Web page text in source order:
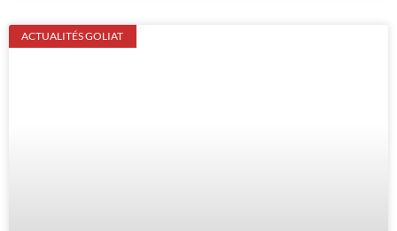
ACTUALITÉS GOLIAT